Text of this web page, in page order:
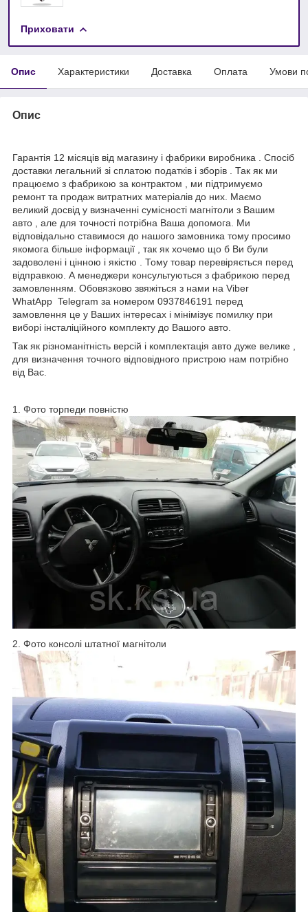
Приховати
Опис Характеристики Доставка Оплата Умови
Опис
Гарантія 12 місяців від магазину і фабрики виробника . Спосіб
доставки легальний зі сплатою податків і зборів . Так як ми
працюємо з фабрикою за контрактом , ми підтримуємо
ремонт та продаж витратних матеріалів до них. Маємо
великий досвід у визначенні сумісності магнітоли з Вашим
авто , але для точності потрібна Ваша допомога. Ми
відповідально ставимося до нашого замовника тому просимо
якомога більше інформації , так як хочемо що б Ви були
задоволені і цінною і якістю . Тому товар перевіряється перед
відправкою. А менеджери консультуються з фабрикою перед
замовленням. Обовязково звяжіться з нами на Viber
WhatApp Telegram за номером 0937846191 перед
замовлення це у Ваших інтересах і мінімізує помилку при
виборі інсталіційного комплекту до Вашого авто.
Так як різноманітність версій і комплектація авто дуже велике ,
для визначення точного відповідного пристрою нам потрібно
від Вас.
1. Фото торпеди повністю
2. Фото консолі штатної магнітоли